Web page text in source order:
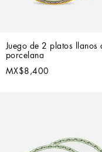
Juego de 2 platos llanos
porcelana
MX$8,400